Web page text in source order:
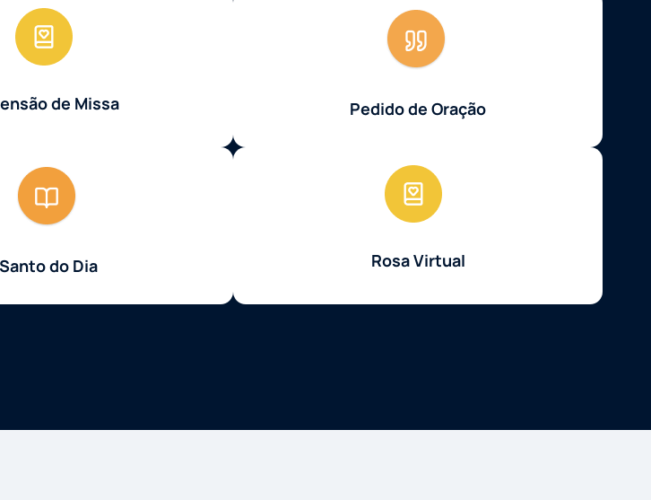
de Missa Pedido de Oração
Santo do Dia Rosa Virtual